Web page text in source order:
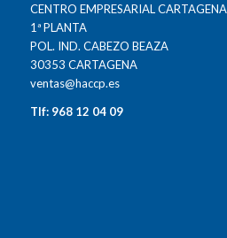
CENTRO EMPRESARIAL
1ª PLANTA
POL. IND. CABEZO BEAZA
30353 CARTAGENA
ventas@haccp.es
Tlf: 968 12 04 09